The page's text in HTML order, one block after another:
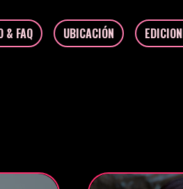
& FAQ UBICACIÓN